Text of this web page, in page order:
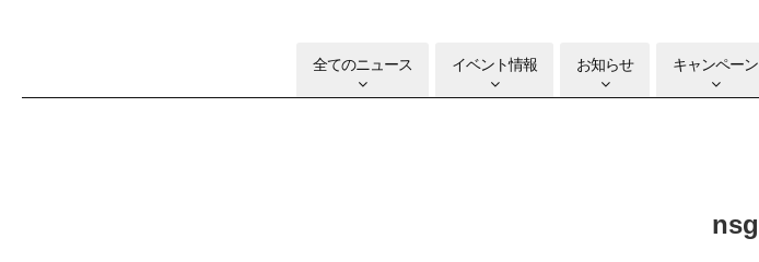
全てのニュース イベント情報 お知らせ キャンペーン
nsg